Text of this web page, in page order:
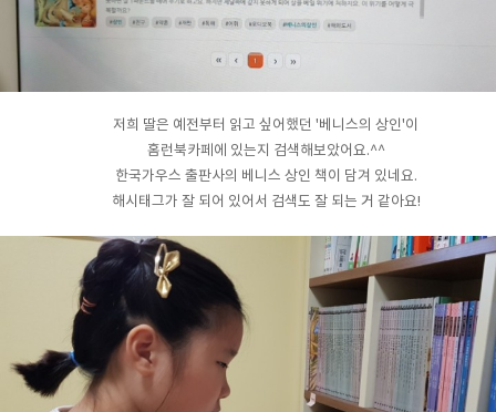
저희 딸은 예전부터 읽고 싶어했던 '베니스의 상인'이
홈런북카페에 있는지 검색해보았어요.^^
한국가우스 출판사의 베니스 상인 책이 담겨 있네요.
해시태그가 잘 되어 있어서 검색도 잘 되는 거 같아요!